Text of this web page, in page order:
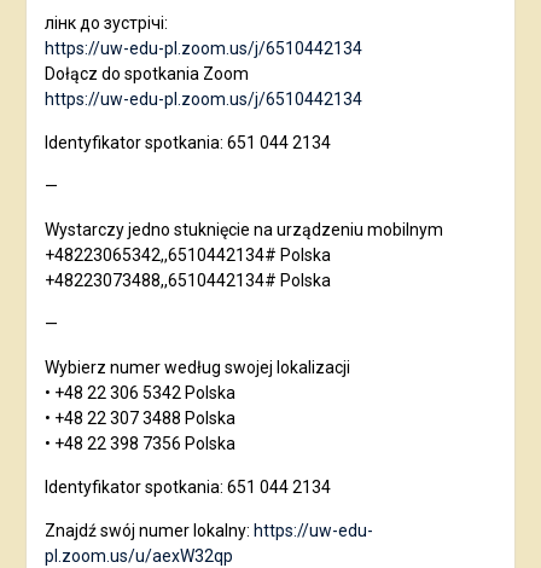
лінк до зустрічі:
https://uw-edu-pl.zoom.us/j/6510442134
Dołącz do spotkania Zoom
https://uw-edu-pl.zoom.us/j/6510442134
Identyfikator spotkania: 651 044 2134
—
Wystarczy jedno stuknięcie na urządzeniu mobilnym
+48223065342,,6510442134# Polska
+48223073488,,6510442134# Polska
—
Wybierz numer według swojej lokalizacji
• +48 22 306 5342 Polska
• +48 22 307 3488 Polska
• +48 22 398 7356 Polska
Identyfikator spotkania: 651 044 2134
Znajdź swój numer lokalny: https://uw-edu-
pl.zoom.us/u/aexW32qp